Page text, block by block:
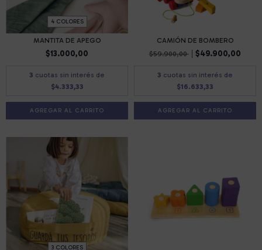
4 COLORES
MANTITA DE APEGO
$13.000,00
3 cuotas sin interés de
$4.333,33
AGREGAR AL CARRITO
CAMIÓN DE BOMBERO
$59.900,00
$49.900,00
3 cuotas sin interés de
$16.633,33
3 COLORES